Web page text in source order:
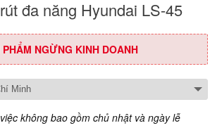
đa năng Hyundai LS-45
PHẨM NGỪNG KINH DOANH
không bao gồm chủ nhật và ngày lễ